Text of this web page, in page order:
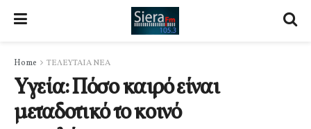
Home ΤΕΛΕΥΤΑΙΑ ΝΕΑ
Υγεία: Πόσο καιρό είναι
μεταδοτικό το κοινό